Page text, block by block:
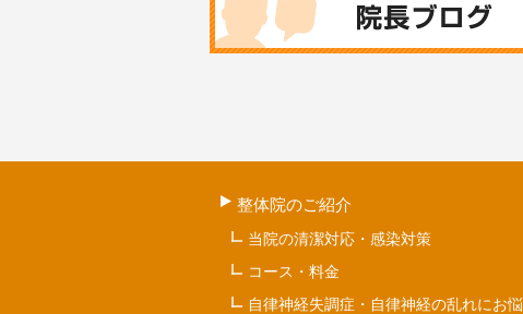
整体院のご紹介
当院の清潔対応・感染対策
コース・料金
自律神経失調症・自律神経の乱れにお悩